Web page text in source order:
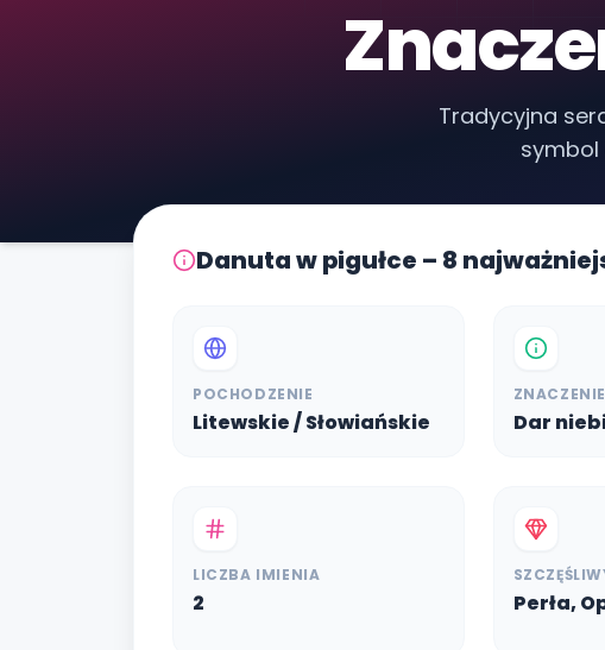
Tradycyjna
Danuta w pigułce – 8
POCHODZENIE
Litewskie / Słowiańskie
ZNACZENIE
Dar
LICZBA IMIENIA
2 Perła,